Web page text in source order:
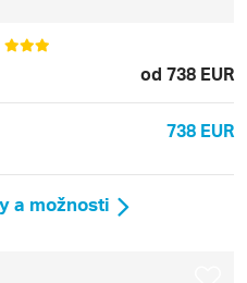
od 738 EUR
738 EUR
a možnosti